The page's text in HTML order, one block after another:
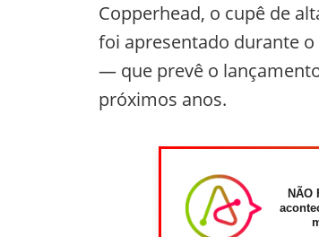
Copperhead, o cupê de
foi apresentado durante
— que prevê o
próximos anos.
NÃO